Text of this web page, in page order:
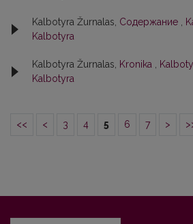
Kalbotyra Žurnalas, Содержание
Kalbotyra
Kalbotyra Žurnalas, Kronika
Kalbotyra
<< < 3 4 5 6 7 >